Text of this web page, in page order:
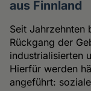
aus Finnland
Seit Jahrzehnten
Rückgang der
industrialisierten
Hierfür werden
angeführt: